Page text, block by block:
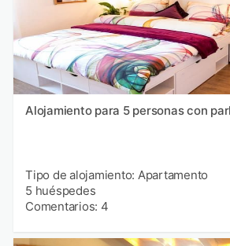
Alojamiento para 5 personas con
Tipo de alojamiento: Apartamento
5 huéspedes
Comentarios: 4